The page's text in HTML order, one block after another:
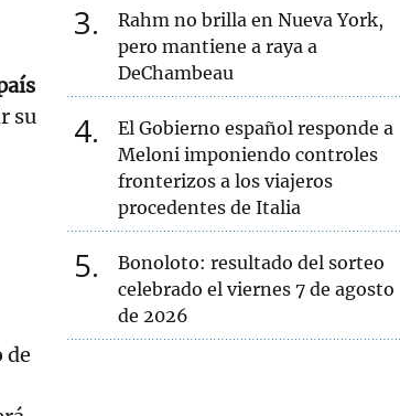
su
de
3
Rahm no brilla en Nueva York,
pero mantiene a raya a
DeChambeau
4
El Gobierno español responde a
Meloni imponiendo controles
fronterizos a los viajeros
procedentes de Italia
5
Bonoloto: resultado del sorteo
celebrado el viernes 7 de agosto
de 2026